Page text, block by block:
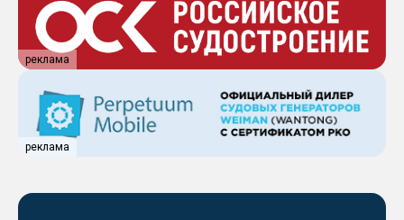
реклама
реклама